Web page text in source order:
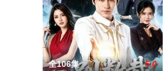
全106集 5.0